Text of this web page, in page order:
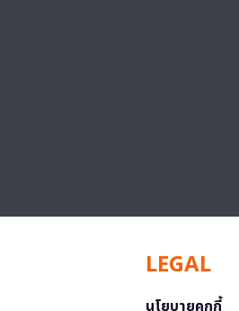
LEGAL
นโยบายคุกกี้